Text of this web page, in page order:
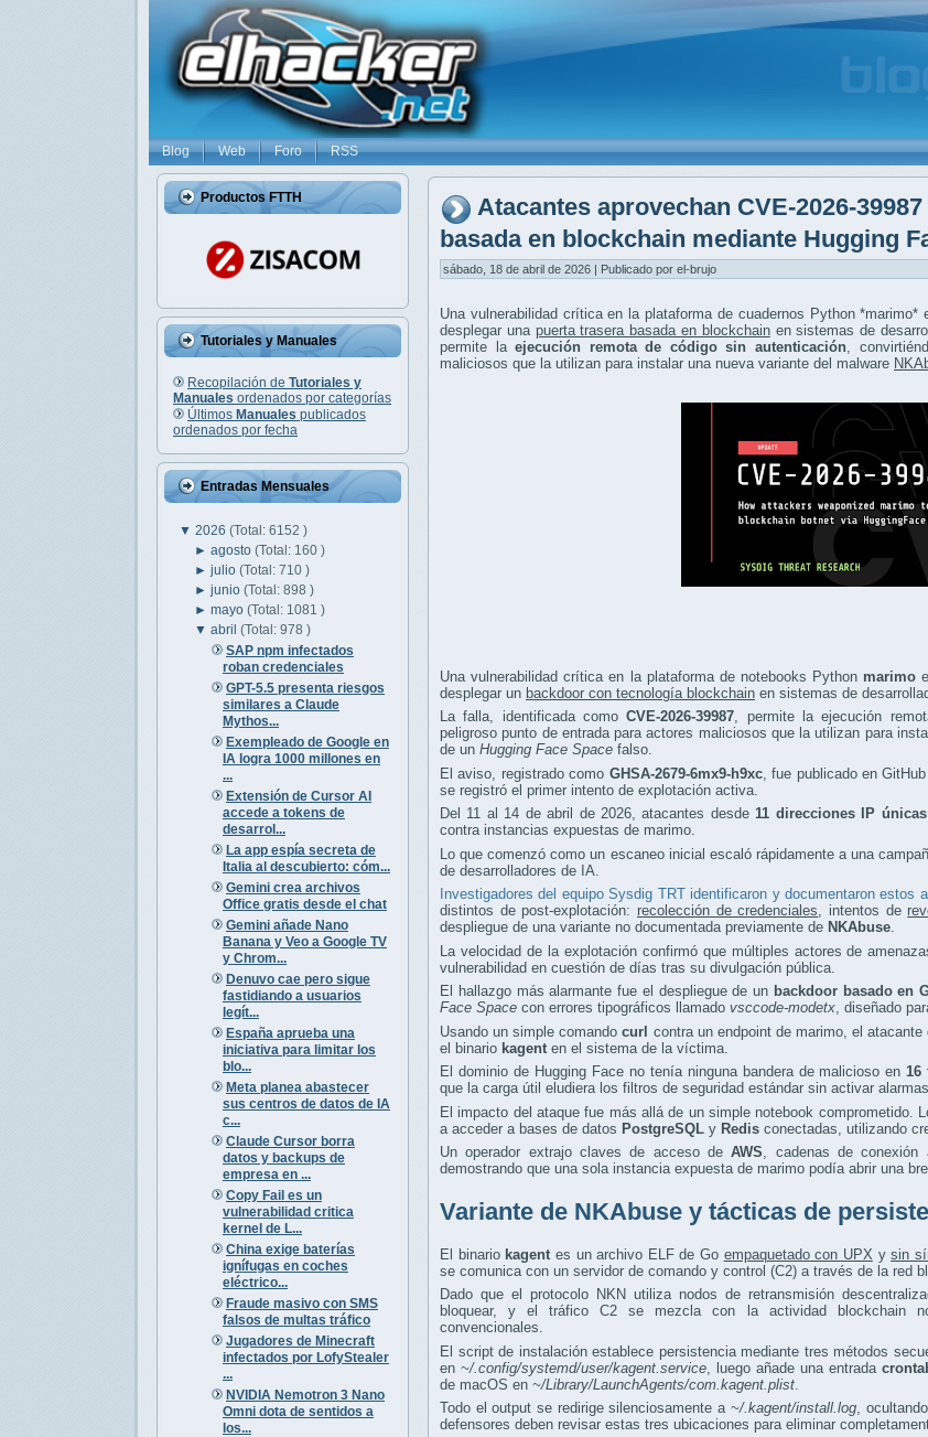
Blog Web Foro RSS
Productos FTTH
Tutoriales y Manuales
Recopilación de Tutoriales y
Manuales ordenados por categorías
Últimos Manuales publicados
ordenados por fecha
Entradas Mensuales
▼ 2026 (Total: 6152 )
►agosto(Total: 160 )
►julio(Total: 710 )
►junio(Total: 898 )
►mayo(Total: 1081 )
▼abril(Total: 978 )
SAP npm infectados
roban credenciales
GPT-5.5 presenta riesgos
similares a Claude
Mythos...
Exempleado de Google en
IA logra 1000 millones en
...
Extensión de Cursor AI
accede a tokens de
desarrol...
La app espía secreta de
Italia al descubierto: cóm...
Gemini crea archivos
Office gratis desde el chat
Gemini añade Nano
Banana y Veo a Google TV
y Chrom...
Denuvo cae pero sigue
fastidiando a usuarios
legít...
España aprueba una
iniciativa para limitar los
blo...
Meta planea abastecer
sus centros de datos de IA
c...
Claude Cursor borra
datos y backups de
empresa en ...
Copy Fail es un
vulnerabilidad critica
kernel de L...
China exige baterías
ignífugas en coches
eléctrico...
Fraude masivo con SMS
falsos de multas tráfico
Jugadores de Minecraft
infectados por LofyStealer
...
NVIDIA Nemotron 3 Nano
Omni dota de sentidos a
los...
Atacantes aprovechan CVE-2026-
basada en blockchain mediante Hugging
sábado, 18 de abril de 2026 | Publicado por el-brujo
Una vulnerabilidad crítica en la plataforma de cuadernos Python
desplegar una puerta trasera basada en blockchainen sistemas de
permite laejecución remota de código sin autenticación,
maliciosos que la utilizan para instalar una nueva variante del malware
Una vulnerabilidad crítica en la plataforma de notebooks Python marimo
desplegar un backdoor con tecnología blockchain en sistemas de
La falla, identificada comoCVE-2026-39987, permite la ejecución
peligroso punto de entrada para actores maliciosos que la utilizan para
de un Hugging Face Space falso.
El aviso, registrado como GHSA-2679-6mx9-h9xc, fue publicado en
se registró el primer intento de explotación activa.
Del 11 al 14 de abril de 2026, atacantes desde11 direcciones IP únicas
contra instancias expuestas de marimo.
Lo que comenzó como un escaneo inicial escaló rápidamente a una
de desarrolladores de IA.
Investigadores del equipo Sysdig TRT identificaron y documentaron estos
distintos de post-explotación: recolección de credenciales, intentos de
despliegue de una variante no documentada previamente de NKAbuse.
La velocidad de la explotación confirmó que múltiples actores de
vulnerabilidad en cuestión de días tras su divulgación pública.
El hallazgo más alarmante fue el despliegue de un backdoor basado en
Face Space con errores tipográficos llamado vsccode-modetx, diseñado
Usando un simple comandocurl contra un endpoint de marimo, el
el binario kagent en el sistema de la víctima.
El dominio de Hugging Face no tenía ninguna bandera de malicioso en16
que la carga útil eludiera los filtros de seguridad estándar sin activar
El impacto del ataque fue más allá de un simple notebook comprometido.
a acceder a bases de datos PostgreSQL y Redis conectadas, utilizando
Un operador extrajo claves de acceso deAWS, cadenas de
demostrando que una sola instancia expuesta de marimo podía abrir una
Variante de NKAbuse y tácticas de
El binario kagent es un archivo ELF de Go empaquetado con UPX ysin
se comunica con un servidor de comando y control (C2) a través de la red
Dado que el protocolo NKN utiliza nodos de retransmisión
bloquear, y el tráfico C2 se mezcla con la actividad blockchain
convencionales.
El script de instalación establece persistencia mediante tres métodos
en ~/.config/systemd/user/kagent.service , luego añade una entrada
de macOS en ~/Library/LaunchAgents/com.kagent.plist
Todo el output se redirige silenciosamente a ~/.kagent/install.log,
defensores deben revisar estas tres ubicaciones para eliminar